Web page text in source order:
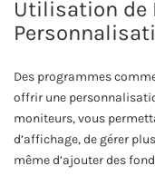
Utilisation de
Des programmes
offrir une
moniteurs, vous
d’affichage, de gérer
même d’ajouter des